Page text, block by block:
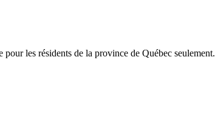
les résidents de la province de Québec seulement.